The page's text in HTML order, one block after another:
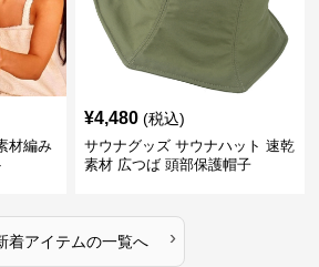
材編み
¥4,480 (税込)
サウナグッズ サウナハット 速乾
素材 広つば 頭部保護帽子
着アイテムの一覧へ ›